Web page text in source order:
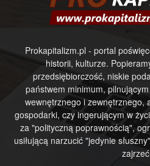
Prokapitalizm.pl - portal
historii, kulturze.
przedsiębiorczość, niskie
państwem minimum,
wewnętrznego i zewnętrznego,
gospodarki, czy ingerującym w
za "polityczną poprawnością",
usiłującą narzucić "jedynie